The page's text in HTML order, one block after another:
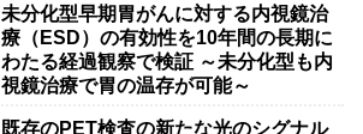
未分化型早期胃がんに対する内視鏡治
療（ESD）の有効性を10年間の長期に
わたる経過観察で検証 ～未分化型も内
視鏡治療で胃の温存が可能～
既存のPET検査の新たな光のシグナル